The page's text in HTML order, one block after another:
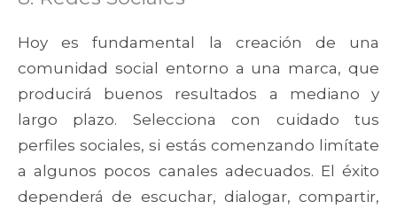
Hoy es fundamental la creación de una
comunidad social entorno a una marca, que
producirá buenos resultados a mediano y
largo plazo. Selecciona con cuidado tus
perfiles sociales, si estás comenzando limítate
a algunos pocos canales adecuados. El éxito
dependerá de escuchar, dialogar, compartir,